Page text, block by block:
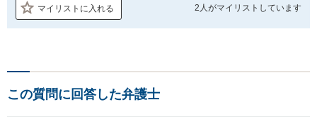
マイリストに入れる 2人がマイリストしています
この質問に回答した弁護士